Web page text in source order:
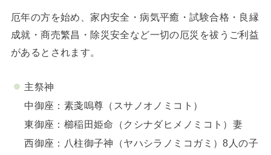
厄年の方を始め、家内安全・病気平癒・試験合格・良縁
成就・商売繁昌・除災安全など一切の厄災を祓うご利益
があるとされます。
主祭神
中御座：素戔嗚尊（スサノオノミコト）
東御座：櫛稲田姫命（クシナダヒメノミコト）妻
西御座：八柱御子神（ヤハシラノミコガミ）8人の子